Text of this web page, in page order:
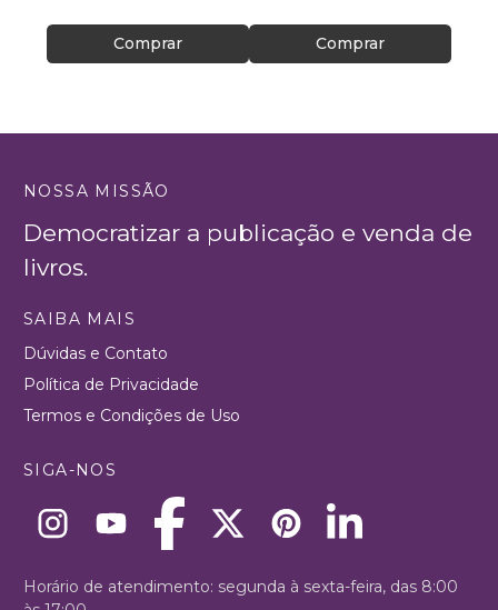
Comprar Comprar
NOSSA MISSÃO
Democratizar a publicação e venda de
livros.
SAIBA MAIS
Dúvidas e Contato
Política de Privacidade
Termos e Condições de Uso
SIGA-NOS
Horário de atendimento: segunda à sexta-feira, das 8:00